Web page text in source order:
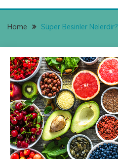
Home Süper Besinler Nelerdir?